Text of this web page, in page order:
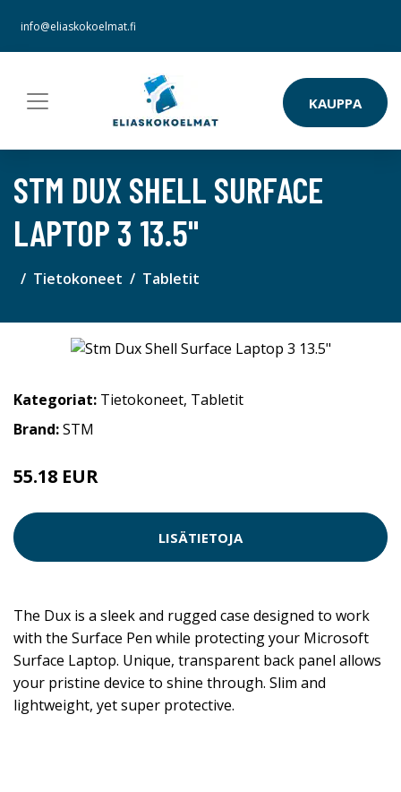
info@eliaskokoelmat.fi
KAUPPA
STM DUX SHELL SURFACE
LAPTOP 3 13.5"
Tietokoneet Tabletit
Kategoriat: Tietokoneet, Tabletit
Brand:STM
55.18 EUR
LISÄTIETOJA
The Dux is a sleek and rugged case designed to work
with the Surface Pen while protecting your Microsoft
Surface Laptop. Unique, transparent back panel allows
your pristine device to shine through. Slim and
lightweight, yet super protective.